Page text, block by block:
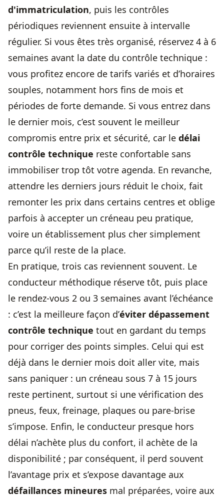
d'immatriculation, puis les contrôles
périodiques reviennent ensuite à intervalle
régulier. Si vous êtes très organisé, réservez 4 à 6
semaines avant la date du contrôle technique :
vous profitez encore de tarifs variés et d’horaires
souples, notamment hors fins de mois et
périodes de forte demande. Si vous entrez dans
le dernier mois, c’est souvent le meilleur
compromis entre prix et sécurité, car le délai
contrôle technique reste confortable sans
immobiliser trop tôt votre agenda. En revanche,
attendre les derniers jours réduit le choix, fait
remonter les prix dans certains centres et oblige
parfois à accepter un créneau peu pratique,
voire un établissement plus cher simplement
parce qu’il reste de la place.
En pratique, trois cas reviennent souvent. Le
conducteur méthodique réserve tôt, puis place
le rendez-vous 2 ou 3 semaines avant l’échéance
: c’est la meilleure façon d’éviter dépassement
contrôle technique tout en gardant du temps
pour corriger des points simples. Celui qui est
déjà dans le dernier mois doit aller vite, mais
sans paniquer : un créneau sous 7 à 15 jours
reste pertinent, surtout si une vérification des
pneus, feux, freinage, plaques ou pare-brise
s’impose. Enfin, le conducteur presque hors
délai n’achète plus du confort, il achète de la
disponibilité ; par conséquent, il perd souvent
l’avantage prix et s’expose davantage aux
défaillances mineures mal préparées, voire aux